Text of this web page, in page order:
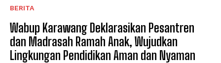
BERITA
Wabup Karawang Deklarasikan Pesantren
dan Madrasah Ramah Anak, Wujudkan
Lingkungan Pendidikan Aman dan Nyaman